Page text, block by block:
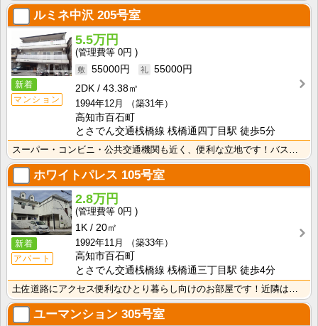
ルミネ中沢 205号室
新着
マンション
5.5万円
0円
55000円
55000円
2DK
43.38㎡
1994年12月
（築31年）
高知市百石町
とさでん交通桟橋線 桟橋通四丁目駅 徒歩5分
ホワイトパレス 105号室
新着
アパート
2.8万円
0円
1K
20㎡
1992年11月
（築33年）
高知市百石町
とさでん交通桟橋線 桟橋通三丁目駅 徒歩4分
ユーマンション 305号室